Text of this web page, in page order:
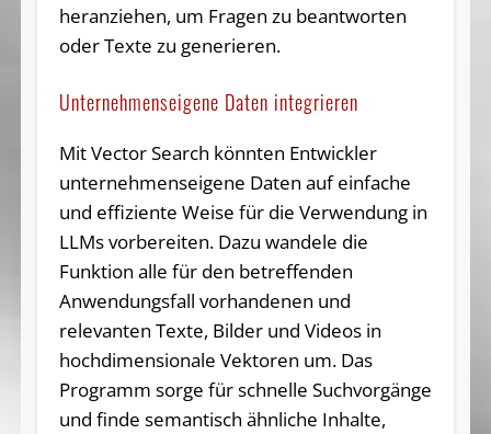
heranziehen, um Fragen zu beantworten
oder Texte zu generieren.
Unternehmenseigene Daten integrieren
Mit Vector Search könnten Entwickler
unternehmenseigene Daten auf einfache
und effiziente Weise für die Verwendung in
LLMs vorbereiten. Dazu wandele die
Funktion alle für den betreffenden
Anwendungsfall vorhandenen und
relevanten Texte, Bilder und Videos in
hochdimensionale Vektoren um. Das
Programm sorge für schnelle Suchvorgänge
und finde semantisch ähnliche Inhalte,